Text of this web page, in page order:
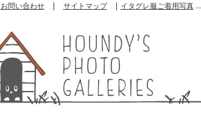
お問い合わせ| サイトマップ| イタグレ服ご着用写真…